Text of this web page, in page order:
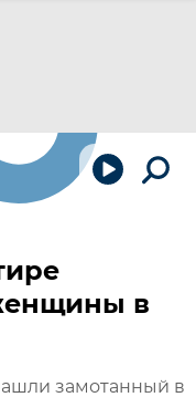
в
замотанный в